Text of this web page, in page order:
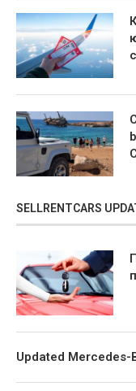
SELLRENTCARS
Updated Mercedes-